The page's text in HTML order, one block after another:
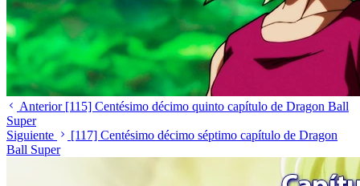
Anterior [115] Centésimo décimo quinto capítulo de Dragon Ball
Super
Siguiente
[117] Centésimo décimo séptimo capítulo de Dragon
Ball Super